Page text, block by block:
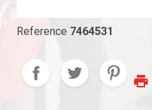
Reference 7464531
print